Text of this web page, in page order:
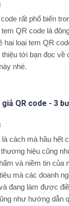
rất phổ biến
QR code là
hai loại tem QR
tới bạn đọc về
nhé.
QR code - 3
cách mà hầu hết
hiệu cũng
và niềm tin của
mà các doanh
đang làm được
như hướng dẫn